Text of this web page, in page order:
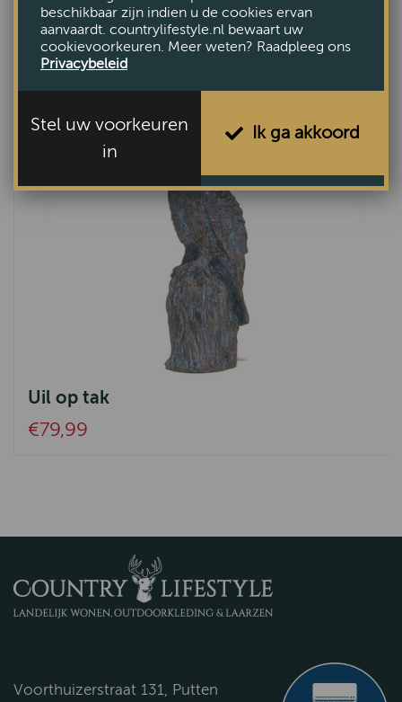
Beeld Jongenshoofd met stokje in mond
€31,80
Uil op tak
€79,99
Voorthuizerstraat 131, Putten
beschikbaar zijn indien u de cookies ervan
aanvaardt. countrylifestyle.nl bewaart uw
cookievoorkeuren. Meer weten? Raadpleeg ons
Privacybeleid
Stel uw voorkeuren
in
Ik ga akkoord